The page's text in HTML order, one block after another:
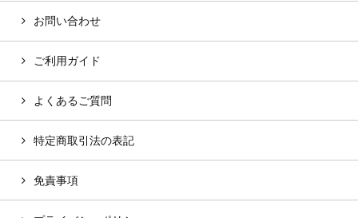
お問い合わせ
ご利用ガイド
よくあるご質問
特定商取引法の表記
免責事項